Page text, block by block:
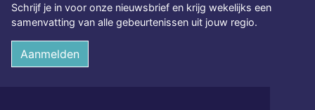
Schrijf je in voor onze nieuwsbrief en krijg wekelijks een
samenvatting van alle gebeurtenissen uit jouw regio.
Aanmelden